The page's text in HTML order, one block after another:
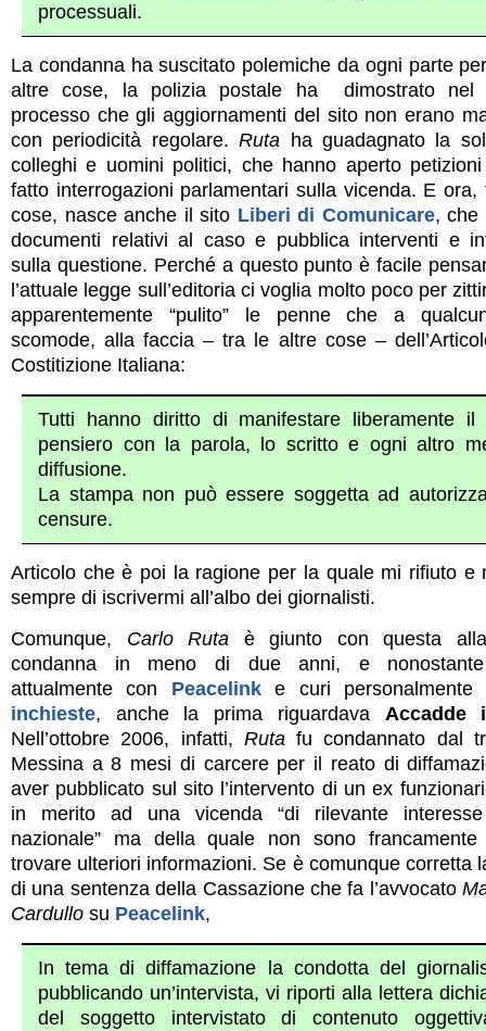
processuali.
La condanna ha suscitato polemiche da ogni parte
altre cose, la polizia postale ha dimostrato nel
processo che gli aggiornamenti del sito non erano
con periodicità regolare.Ruta ha guadagnato la
colleghi e uomini politici, che hanno aperto
fatto interrogazioni parlamentari sulla vicenda. E ora,
cose, nasce anche il sito Liberi di Comunicare, che
documenti relativi al caso e pubblica interventi e
sulla questione. Perché a questo punto è facile
l’attuale legge sull’editoria ci voglia molto poco per
apparentemente “pulito” le penne che a
scomode, alla faccia – tra le altre cose –
Costitizione Italiana:
Tutti hanno diritto di manifestare liberamente il
pensiero con la parola, lo scritto e ogni altro
diffusione.
La stampa non può essere soggetta ad
censure.
Articolo che è poi la ragione per la quale mi rifiuto e
sempre di iscrivermi all’albo dei giornalisti.
Comunque, Carlo Ruta è giunto con questa
condanna in meno di due anni, e nonostante
attualmente con Peacelinke curi
inchieste, anche la prima riguardava Accadde
Nell’ottobre 2006, infatti, Ruta fu condannato dal
Messina a 8 mesi di carcere per il reato di
aver pubblicato sul sito l’intervento di un ex
in merito ad una vicenda “di rilevante
nazionale” ma della quale non sono
trovare ulteriori informazioni. Se è comunque corretta
di una sentenza della Cassazione che fa l’avvocato
Cardullo su Peacelink,
In tema di diffamazione la condotta del
pubblicando un’intervista, vi riporti alla lettera
del soggetto intervistato di contenuto